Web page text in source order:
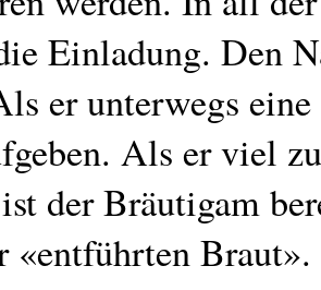
Einladung. Den
er unterwegs eine
Als er viel
der Bräutigam
«entführten